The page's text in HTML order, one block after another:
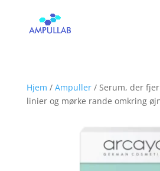
Hjem / Ampuller/ Serum, der
linier og mørke rande omkring